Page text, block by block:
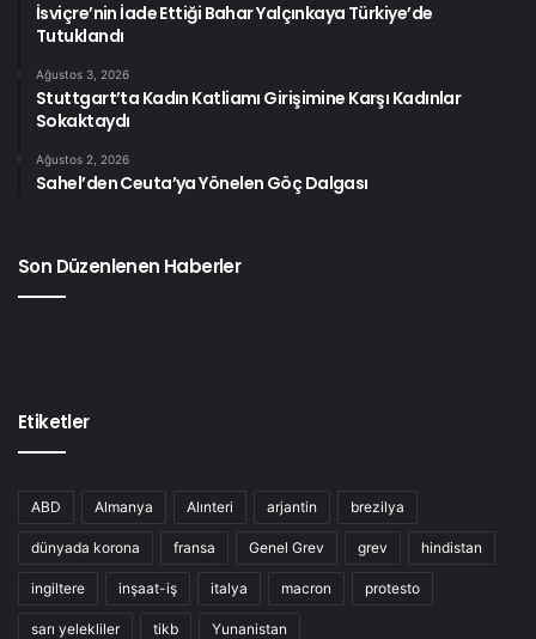
İsviçre’nin İade Ettiği Bahar Yalçınkaya Türkiye’de
Tutuklandı
Ağustos 3, 2026
Stuttgart’ta Kadın Katliamı Girişimine Karşı Kadınlar
Sokaktaydı
Ağustos 2, 2026
Sahel’den Ceuta’ya Yönelen Göç Dalgası
Son Düzenlenen Haberler
Etiketler
ABD Almanya Alınteri arjantin brezilya
dünyada korona fransa Genel Grev grev hindistan
ingiltere inşaat-iş italya macron protesto
sarı yelekliler tikb Yunanistan